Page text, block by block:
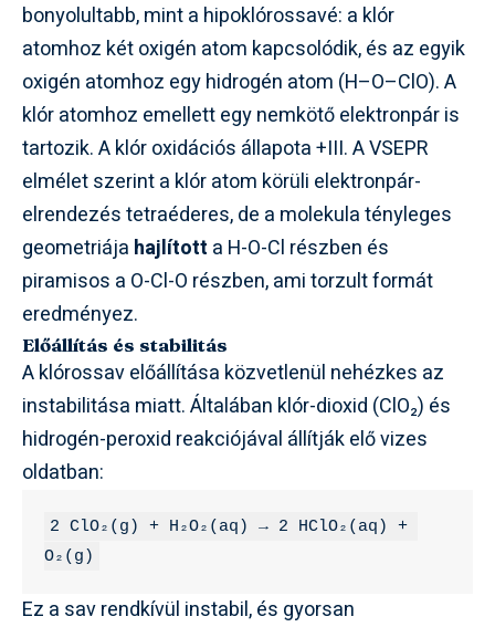
bonyolultabb, mint a hipoklórossavé: a klór
atomhoz két oxigén atom kapcsolódik, és az egyik
oxigén atomhoz egy hidrogén atom (H–O–ClO). A
klór atomhoz emellett egy nemkötő elektronpár is
tartozik. A klór oxidációs állapota +III. A VSEPR
elmélet szerint a klór atom körüli elektronpár-
elrendezés tetraéderes, de a molekula tényleges
geometriája hajlított a H-O-Cl részben és
piramisos a O-Cl-O részben, ami torzult formát
eredményez.
Előállítás és stabilitás
A klórossav előállítása közvetlenül nehézkes az
instabilitása miatt. Általában klór-dioxid (ClO₂) és
hidrogén-peroxid reakciójával állítják elő vizes
oldatban:
2 ClO₂(g) + H₂O₂(aq) → 2 HClO₂(aq) +
O₂(g)
Ez a sav rendkívül instabil, és gyorsan